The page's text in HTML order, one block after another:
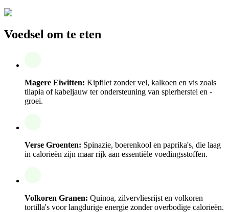
Voedsel om te eten
Magere Eiwitten: Kipfilet zonder vel, kalkoen en vis zoals
tilapia of kabeljauw ter ondersteuning van spierherstel en -
groei.
Verse Groenten: Spinazie, boerenkool en paprika's, die laag
in calorieën zijn maar rijk aan essentiële voedingsstoffen.
Volkoren Granen: Quinoa, zilvervliesrijst en volkoren
tortilla's voor langdurige energie zonder overbodige calorieën.